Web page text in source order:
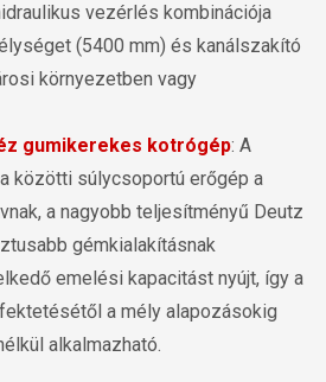
vezérlés kombinációja
(5400 mm) és kanálszakító
környezetben vagy
gumikerekes kotrógép: A
közötti súlycsoportú erőgép a
a nagyobb teljesítményű Deutz
gémkialakításnak
emelési kapacitást nyújt, így a
a mély alapozásokig
alkalmazható.